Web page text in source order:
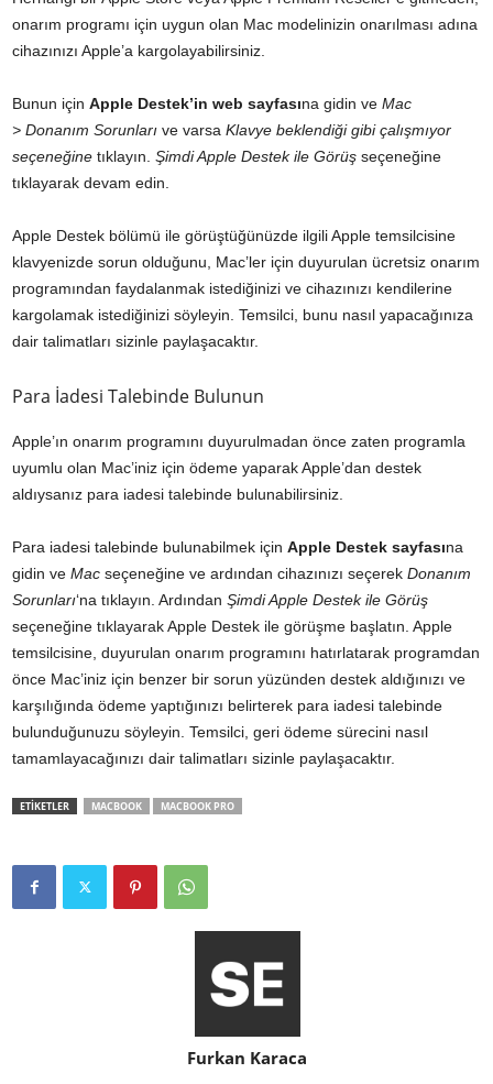
onarım programı için uygun olan Mac modelinizin onarılması adına
cihazınızı Apple’a kargolayabilirsiniz.
Bunun için Apple Destek’in web sayfasına gidin ve Mac
> Donanım Sorunları ve varsa Klavye beklendiği gibi çalışmıyor
seçeneğine tıklayın. Şimdi Apple Destek ile Görüş seçeneğine
tıklayarak devam edin.
Apple Destek bölümü ile görüştüğünüzde ilgili Apple temsilcisine
klavyenizde sorun olduğunu, Mac’ler için duyurulan ücretsiz onarım
programından faydalanmak istediğinizi ve cihazınızı kendilerine
kargolamak istediğinizi söyleyin. Temsilci, bunu nasıl yapacağınıza
dair talimatları sizinle paylaşacaktır.
Para İadesi Talebinde Bulunun
Apple’ın onarım programını duyurulmadan önce zaten programla
uyumlu olan Mac’iniz için ödeme yaparak Apple’dan destek
aldıysanız para iadesi talebinde bulunabilirsiniz.
Para iadesi talebinde bulunabilmek için Apple Destek sayfasına
gidin ve Mac seçeneğine ve ardından cihazınızı seçerek Donanım
Sorunları‘na tıklayın. Ardından Şimdi Apple Destek ile Görüş
seçeneğine tıklayarak Apple Destek ile görüşme başlatın. Apple
temsilcisine, duyurulan onarım programını hatırlatarak programdan
önce Mac’iniz için benzer bir sorun yüzünden destek aldığınızı ve
karşılığında ödeme yaptığınızı belirterek para iadesi talebinde
bulunduğunuzu söyleyin. Temsilci, geri ödeme sürecini nasıl
tamamlayacağınızı dair talimatları sizinle paylaşacaktır.
ETİKETLER MACBOOK MACBOOK PRO
Furkan Karaca